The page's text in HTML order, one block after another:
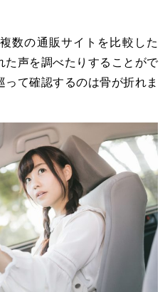
数の通販サイトを比較した
た声を調べたりすることがで
て確認するのは骨が折れま